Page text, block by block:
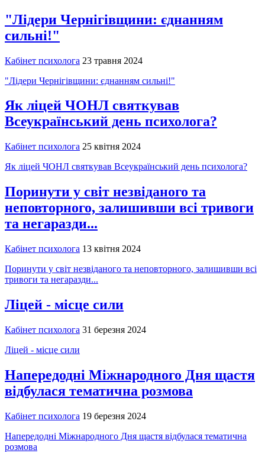
"Лідери Чернігівщини: єднанням
сильні!"
Кабінет психолога 23 травня 2024
"Лідери Чернігівщини: єднанням сильні!"
Як ліцей ЧОНЛ святкував
Всеукраїнський день психолога?
Кабінет психолога 25 квітня 2024
Як ліцей ЧОНЛ святкував Всеукраїнський день психолога?
Поринути у світ незвіданого та
неповторного, залишивши всі тривоги
та негаразди...
Кабінет психолога 13 квітня 2024
Поринути у світ незвіданого та неповторного, залишивши всі
тривоги та негаразди...
Ліцей - місце сили
Кабінет психолога 31 березня 2024
Ліцей - місце сили
Напередодні Міжнародного Дня щастя
відбулася тематична розмова
Кабінет психолога 19 березня 2024
Напередодні Міжнародного Дня щастя відбулася тематична
розмова